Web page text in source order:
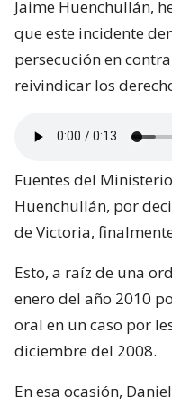
Jaime Huenchullán,
que este incidente
persecución en
reivindicar los
Fuentes del
Huenchullán, por
de Victoria,
Esto, a raíz de una
enero del año 2010
oral en un caso por
diciembre del 2008.
En esa ocasión,